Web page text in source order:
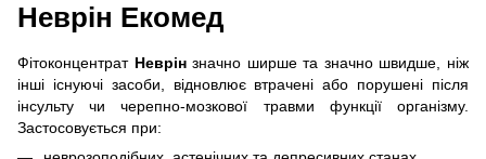
Неврін Екомед
Фітоконцентрат Неврінзначно ширше та значно швидше, ніж
інші існуючі засоби, відновлює втрачені або порушені після
інсульту чи черепно-мозкової травми функції організму.
Застосовується при: